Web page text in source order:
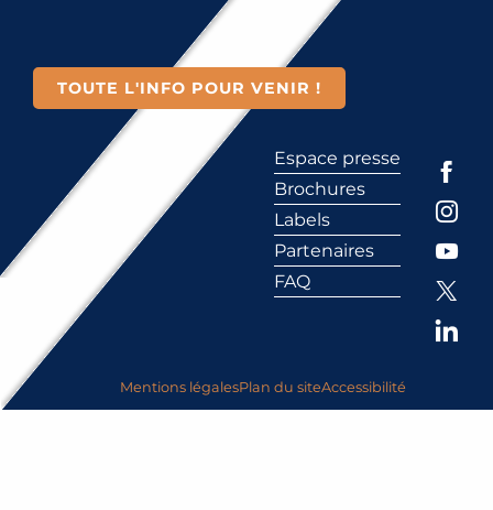
TOUTE L'INFO POUR VENIR !
Espace presse
Brochures
Labels
Partenaires
FAQ
Mentions légalesPlan du siteAccessibilité